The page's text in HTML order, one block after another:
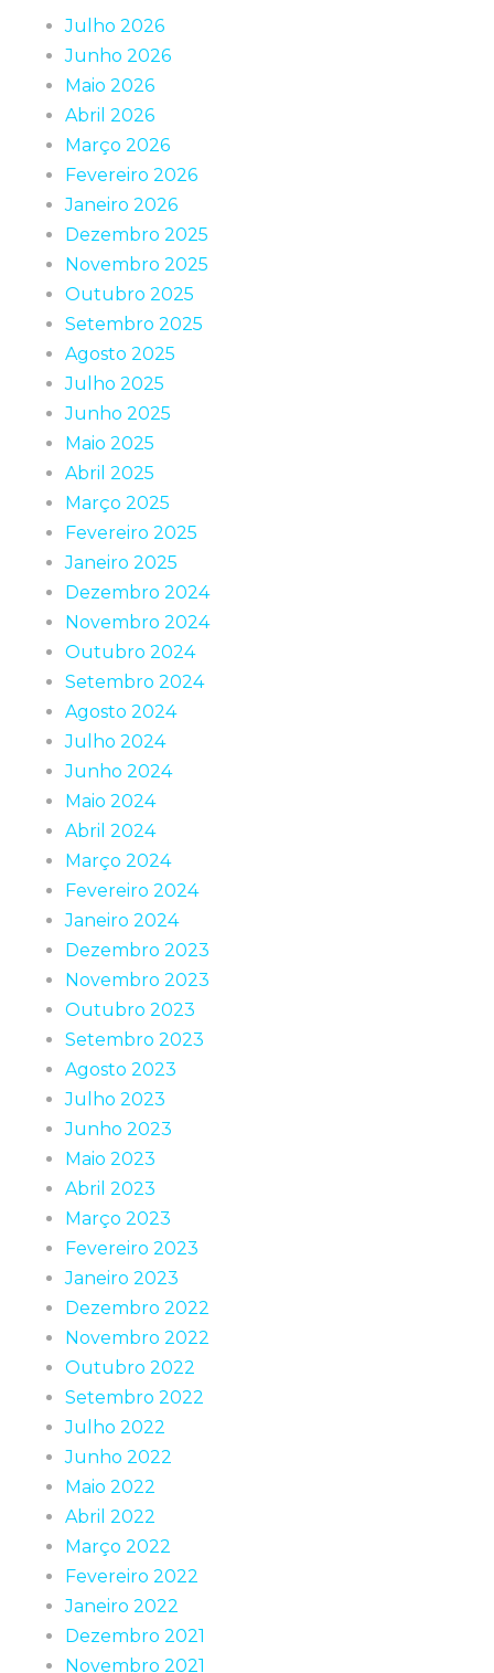
Julho 2026
Junho 2026
Maio 2026
Abril 2026
Março 2026
Fevereiro 2026
Janeiro 2026
Dezembro 2025
Novembro 2025
Outubro 2025
Setembro 2025
Agosto 2025
Julho 2025
Junho 2025
Maio 2025
Abril 2025
Março 2025
Fevereiro 2025
Janeiro 2025
Dezembro 2024
Novembro 2024
Outubro 2024
Setembro 2024
Agosto 2024
Julho 2024
Junho 2024
Maio 2024
Abril 2024
Março 2024
Fevereiro 2024
Janeiro 2024
Dezembro 2023
Novembro 2023
Outubro 2023
Setembro 2023
Agosto 2023
Julho 2023
Junho 2023
Maio 2023
Abril 2023
Março 2023
Fevereiro 2023
Janeiro 2023
Dezembro 2022
Novembro 2022
Outubro 2022
Setembro 2022
Julho 2022
Junho 2022
Maio 2022
Abril 2022
Março 2022
Fevereiro 2022
Janeiro 2022
Dezembro 2021
Novembro 2021